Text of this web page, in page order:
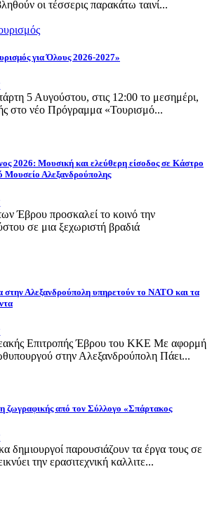
οι τέσσερις παρακάτω ταινί...
για Όλους 2026-2027»
5 Αυγούστου, στις 12:00 το μεσημέρι,
στο νέο Πρόγραμμα «Τουρισμό...
2026: Μουσική και ελεύθερη είσοδος σε Κάστρο
Μουσείο Αλεξανδρούπολης
Έβρου προσκαλεί το κοινό την
σε μια ξεχωριστή βραδιά
Αλεξανδρούπολη υπηρετούν το ΝΑΤΟ και τα
Επιτροπής Έβρου του ΚΚΕ Με αφορμή
στην Αλεξανδρούπολη Πάει...
ζωγραφικής από τον Σύλλογο «Σπάρτακος
δημιουργοί παρουσιάζουν τα έργα τους σε
την ερασιτεχνική καλλιτε...